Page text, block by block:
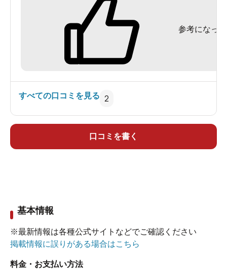
参考になった
すべての口コミを見る 2
口コミを書く
基本情報
※最新情報は各種公式サイトなどでご確認ください
掲載情報に誤りがある場合はこちら
料金・お支払い方法